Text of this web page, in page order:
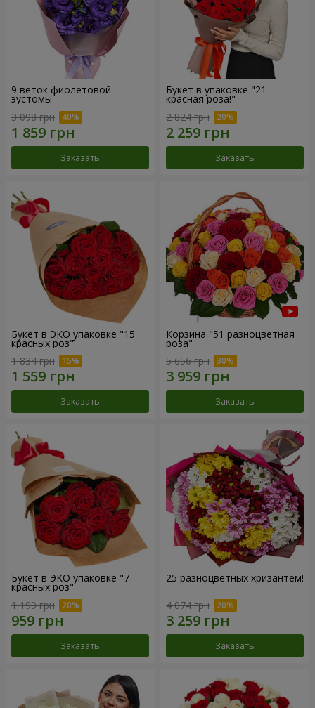
9 веток фиолетовой
эустомы
3 098 грн
Заказать
Букет в упаковке "21
красная роза!"
2 824 грн
Заказать
Букет в ЭКО упаковке "15
красных роз"
1 834 грн
Заказать
Корзина "51 разноцветная
роза"
5 656 грн
Заказать
Букет в ЭКО упаковке "7
красных роз"
1 199 грн
Заказать
25 разноцветных хризантем!
4 074 грн
Заказать